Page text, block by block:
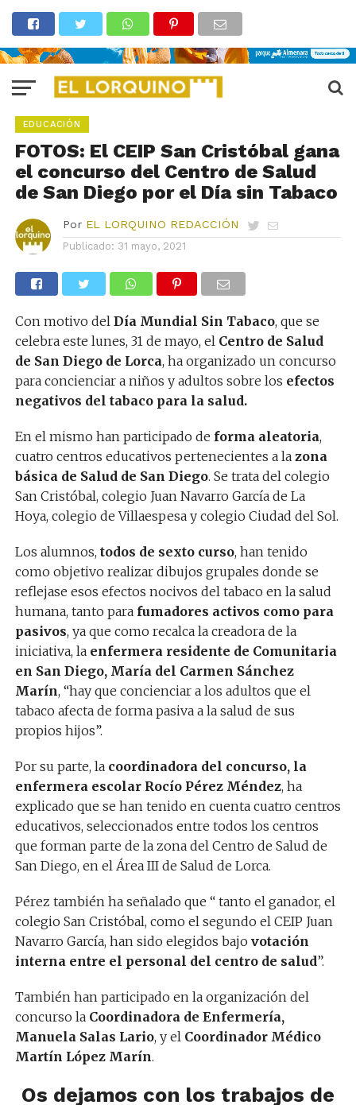
EDUCACIÓN
FOTOS: El CEIP San Cristóbal gana
el concurso del Centro de Salud
de San Diego por el Día sin Tabaco
Por EL LORQUINO REDACCIÓN
Publicado: 31 mayo, 2021
Con motivo del Día Mundial Sin Tabaco, que se
celebra este lunes, 31 de mayo, el Centro de Salud
de San Diego de Lorca, ha organizado un concurso
para concienciar a niños y adultos sobre los efectos
negativos del tabaco para la salud.
En el mismo han participado de forma aleatoria,
cuatro centros educativos pertenecientes a la zona
básica de Salud de San Diego. Se trata del colegio
San Cristóbal, colegio Juan Navarro García de La
Hoya, colegio de Villaespesa y colegio Ciudad del Sol.
Los alumnos, todos de sexto curso, han tenido
como objetivo realizar dibujos grupales donde se
reflejase esos efectos nocivos del tabaco en la salud
humana, tanto para fumadores activos como para
pasivos, ya que como recalca la creadora de la
iniciativa, la enfermera residente de Comunitaria
en San Diego, María del Carmen Sánchez
Marín, “hay que concienciar a los adultos que el
tabaco afecta de forma pasiva a la salud de sus
propios hijos”.
Por su parte, la coordinadora del concurso, la
enfermera escolar Rocío Pérez Méndez, ha
explicado que se han tenido en cuenta cuatro centros
educativos, seleccionados entre todos los centros
que forman parte de la zona del Centro de Salud de
San Diego, en el Área III de Salud de Lorca.
Pérez también ha señalado que “ tanto el ganador, el
colegio San Cristóbal, como el segundo el CEIP Juan
Navarro García, han sido elegidos bajo votación
interna entre el personal del centro de salud”.
También han participado en la organización del
concurso la Coordinadora de Enfermería,
Manuela Salas Lario, y el Coordinador Médico
Martín López Marín.
Os dejamos con los trabajos de